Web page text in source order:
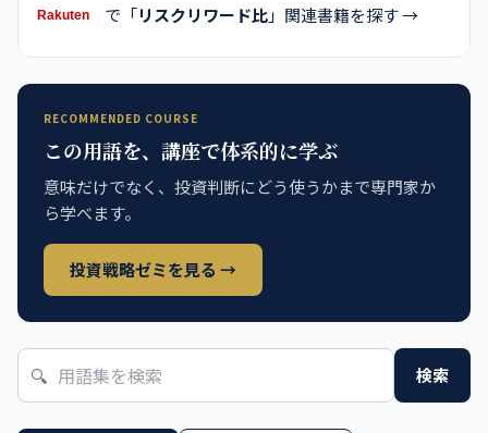
で「リスクリワード比」関連書籍を探す →
RECOMMENDED COURSE
この用語を、講座で体系的に学ぶ
意味だけでなく、投資判断にどう使うかまで専門家か
ら学べます。
投資戦略ゼミを見る →
🔍 検索